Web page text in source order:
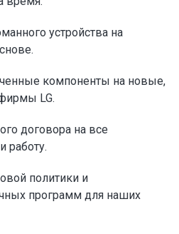
устройства на
компоненты на новые,
LG.
договора на все
работу.
политики и
программ для наших